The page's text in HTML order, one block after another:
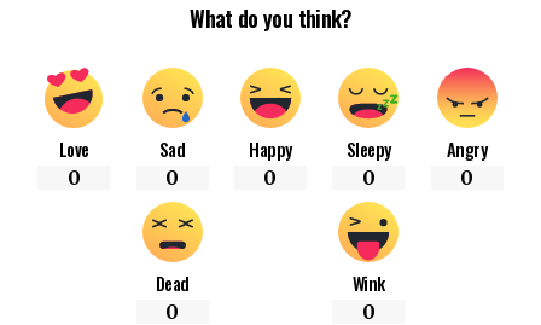
What do you think?
Love
0
Sad
0
Happy
0
Sleepy
0
Angry
0
Dead
0
Wink
0